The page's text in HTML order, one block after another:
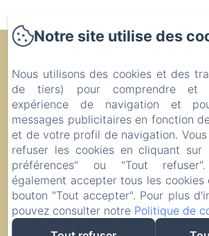
Politique de confidentialité
Informations sur les
Résidence Le Morgane - 195 Avenue
Chamonix-Mont-Blanc,
+33625984792
P. Beaud - N° enregistrement
Notre site utilise des
Nous utilisons des cookies et des
de tiers) pour comprendre et
expérience de navigation et
messages publicitaires en fonction
et de votre profil de navigation.
refuser les cookies en cliquant sur
préférences" ou "Tout
également accepter tous les
bouton "Tout accepter". Pour plus
pouvez consulter notre Politique de